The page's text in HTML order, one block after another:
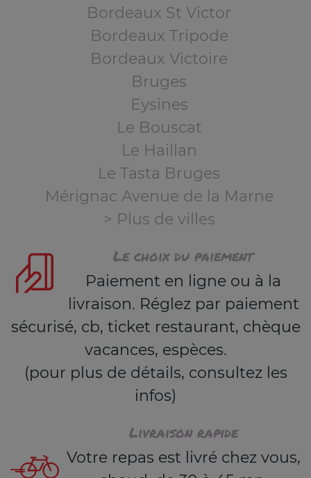
Bordeaux St Victor
Bordeaux Tripode
Bordeaux Victoire
Bruges
Eysines
Le Bouscat
Le Haillan
Le Tasta Bruges
Mérignac Avenue de la Marne
> Plus de villes
Le choix du paiement
Paiement en ligne ou à la
livraison. Réglez par paiement
sécurisé, cb, ticket restaurant, chèque
vacances, espèces.
(pour plus de détails, consultez les
infos)
Livraison rapide
Votre repas est livré chez vous,